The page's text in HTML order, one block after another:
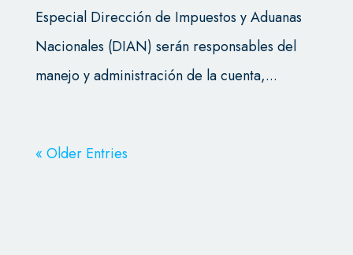
Especial Dirección de Impuestos y Aduanas
Nacionales (DIAN) serán responsables del
manejo y administración de la cuenta,...
« Older Entries